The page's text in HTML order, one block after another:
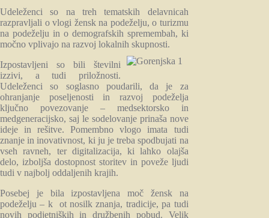
Udeleženci so na treh tematskih delavnicah
razpravljali o vlogi žensk na podeželju, o turizmu
na podeželju in o demografskih spremembah, ki
močno vplivajo na razvoj lokalnih skupnosti.
Izpostavljeni so bili številni
izzivi, a tudi priložnosti.
Udeleženci so soglasno poudarili, da je za
ohranjanje poseljenosti in razvoj podeželja
ključno povezovanje – medsektorsko in
medgeneracijsko, saj le sodelovanje prinaša nove
ideje in rešitve. Pomembno vlogo imata tudi
znanje in inovativnost, ki ju je treba spodbujati na
vseh ravneh, ter digitalizacija, ki lahko olajša
delo, izboljša dostopnost storitev in poveže ljudi
tudi v najbolj oddaljenih krajih.
Posebej je bila izpostavljena moč žensk na
podeželju – k ot nosilk znanja, tradicije, pa tudi
novih podjetniških in družbenih pobud. Velik